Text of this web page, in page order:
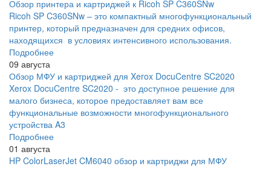
Обзор принтера и картриджей к Ricoh SP C360SNw
Ricoh SP C360SNw – это компактный многофункциональный
принтер, который предназначен для средних офисов,
находящихся в условиях интенсивного использования.
Подробнее
09 августа
Обзор МФУ и картриджей для Xerox DocuCentre SC2020
Xerox DocuCentre SC2020 - это доступное решение для
малого бизнеса, которое предоставляет вам все
функциональные возможности многофункционального
устройства A3
Подробнее
01 августа
HP ColorLaserJet CM6040 обзор и картриджи для МФУ